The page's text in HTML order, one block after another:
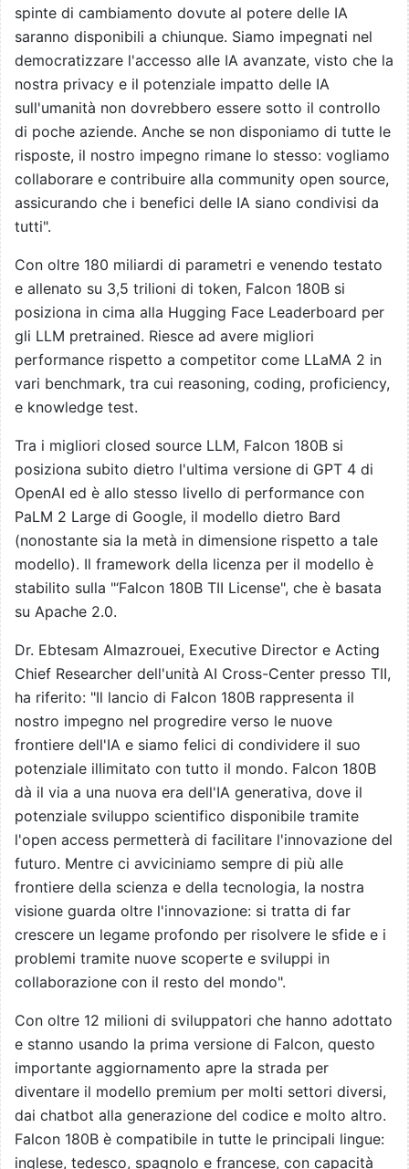
spinte di cambiamento dovute al potere delle IA
saranno disponibili a chiunque. Siamo impegnati nel
democratizzare l'accesso alle IA avanzate, visto che la
nostra privacy e il potenziale impatto delle IA
sull'umanità non dovrebbero essere sotto il controllo
di poche aziende. Anche se non disponiamo di tutte le
risposte, il nostro impegno rimane lo stesso: vogliamo
collaborare e contribuire alla community open source,
assicurando che i benefici delle IA siano condivisi da
tutti".
Con oltre 180 miliardi di parametri e venendo testato
e allenato su 3,5 trilioni di token, Falcon 180B si
posiziona in cima alla Hugging Face Leaderboard per
gli LLM pretrained. Riesce ad avere migliori
performance rispetto a competitor come LLaMA 2 in
vari benchmark, tra cui reasoning, coding, proficiency,
e knowledge test.
Tra i migliori closed source LLM, Falcon 180B si
posiziona subito dietro l'ultima versione di GPT 4 di
OpenAI ed è allo stesso livello di performance con
PaLM 2 Large di Google, il modello dietro Bard
(nonostante sia la metà in dimensione rispetto a tale
modello). Il framework della licenza per il modello è
stabilito sulla "‘Falcon 180B TII License", che è basata
su Apache 2.0.
Dr. Ebtesam Almazrouei, Executive Director e Acting
Chief Researcher dell'unità AI Cross-Center presso TII,
ha riferito: "Il lancio di Falcon 180B rappresenta il
nostro impegno nel progredire verso le nuove
frontiere dell'IA e siamo felici di condividere il suo
potenziale illimitato con tutto il mondo. Falcon 180B
dà il via a una nuova era dell'IA generativa, dove il
potenziale sviluppo scientifico disponibile tramite
l'open access permetterà di facilitare l'innovazione del
futuro. Mentre ci avviciniamo sempre di più alle
frontiere della scienza e della tecnologia, la nostra
visione guarda oltre l'innovazione: si tratta di far
crescere un legame profondo per risolvere le sfide e i
problemi tramite nuove scoperte e sviluppi in
collaborazione con il resto del mondo".
Con oltre 12 milioni di sviluppatori che hanno adottato
e stanno usando la prima versione di Falcon, questo
importante aggiornamento apre la strada per
diventare il modello premium per molti settori diversi,
dai chatbot alla generazione del codice e molto altro.
Falcon 180B è compatibile in tutte le principali lingue:
inglese, tedesco, spagnolo e francese, con capacità